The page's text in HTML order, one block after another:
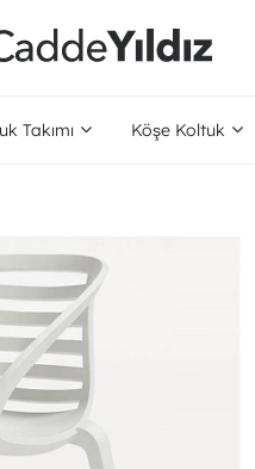
Takımı Köşe Koltuk